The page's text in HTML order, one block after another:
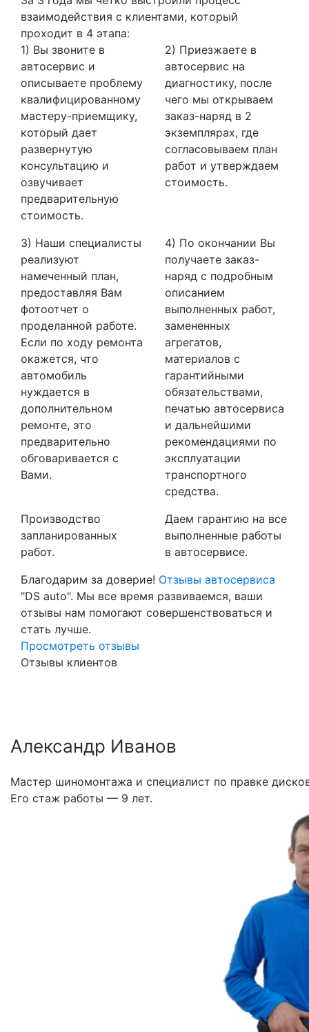
взаимодействия с клиентами, который
проходит в 4 этапа:
1) Вы звоните в
автосервис и
описываете проблему
квалифицированному
мастеру-приемщику,
который дает
развернутую
консультацию и
озвучивает
предварительную
стоимость.
2) Приезжаете в
автосервис на
диагностику, после
чего мы открываем
заказ-наряд в 2
экземплярах, где
согласовываем план
работ и утверждаем
стоимость.
3) Наши специалисты
реализуют
намеченный план,
предоставляя Вам
фотоотчет о
проделанной работе.
Если по ходу ремонта
окажется, что
автомобиль
нуждается в
дополнительном
ремонте, это
предварительно
обговаривается с
Вами.
4) По окончании Вы
получаете заказ-
наряд с подробным
описанием
выполненных работ,
замененных
агрегатов,
материалов с
гарантийными
обязательствами,
печатью автосервиса
и дальнейшими
рекомендациями по
эксплуатации
транспортного
средства.
Производство
запланированных
работ.
Даем гарантию на все
выполненные работы
в автосервисе.
Благодарим за доверие! Отзывы автосервиса
"DS auto". Мы все время развиваемся, ваши
отзывы нам помогают совершенствоваться и
стать лучше.
Просмотреть отзывы
Отзывы клиентов
Александр Иванов
Мастер шиномонтажа и специалист по правке
Его стаж работы — 9 лет.
Next